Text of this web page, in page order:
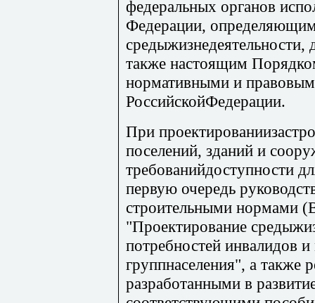
федеральных органов
Федерации,
средыжизнедеятельности,
также настоящим
нормативными и
РоссийскойФедерации.
При
поселений, зданий и
требованийдоступности
первую очередь
строительными нормами
"Проектирование
потребностей инвалидов
группнаселения", а также
разработанными в